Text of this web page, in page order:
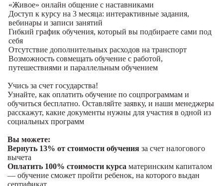
«Живое» онлайн общение с наставниками
Доступ к курсу на 3 месяца: интерактивные задания,
вебинары и записи занятий
Гибкий график обучения, который вы подбираете сами под
себя
Отсутствие дополнительных расходов на транспорт
Возможность совмещать обучение с работой,
путешествиями и параллельным обучением
Учись за счет государства!
Узнайте, как оплатить обучение по соцпрограммам и
обучиться бесплатно. Оставляйте заявку, и наши менеджеры
расскажут, какие документы нужны для участия в одной из
социальных программ
Вы можете:
Вернуть 13% от стоимости обучения за счет налогового
вычета
Оплатить 100% стоимости курса материнским капиталом
— обучение сможет пройти ребенок, на которого выдан
сертификат